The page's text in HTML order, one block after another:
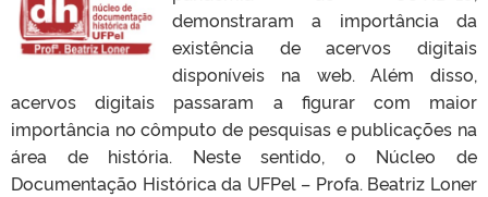
demonstraram a importância da
existência de acervos digitais
disponíveis na web. Além disso,
acervos digitais passaram a figurar com maior
importância no cômputo de pesquisas e publicações na
área de história. Neste sentido, o Núcleo de
Documentação Histórica da UFPel – Profa. Beatriz Loner